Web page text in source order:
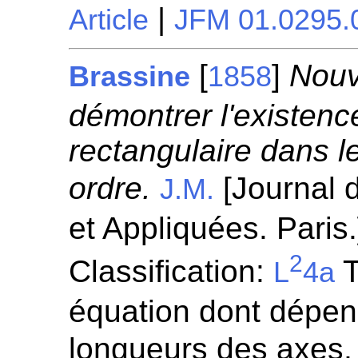
Article |JFM
Brassine [1858]
démontrer
rectangulaire dans
ordre. J.M. [Journal
et Appliquées.
Classification: L24a
équation dont
longueurs des